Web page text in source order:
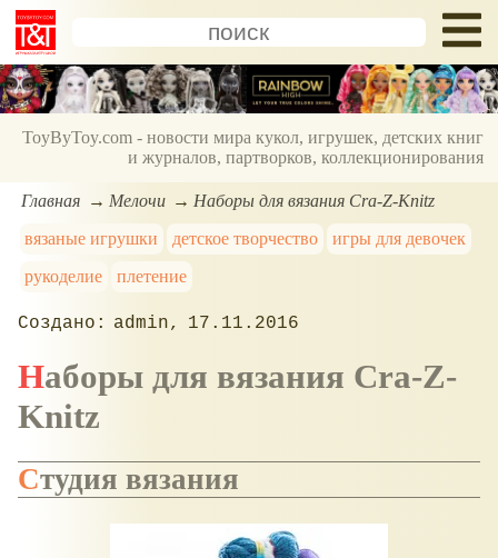
ToyByToy.com - новости мира кукол, игрушек, детских книг
и журналов, партворков, коллекционирования
Главная Мелочи
Наборы для вязания Cra-Z-Knitz
вязаные игрушки
детское творчество
игры для девочек
рукоделие
плетение
admin 17.11.2016
Наборы для вязания Cra-Z-
Knitz
Студия вязания